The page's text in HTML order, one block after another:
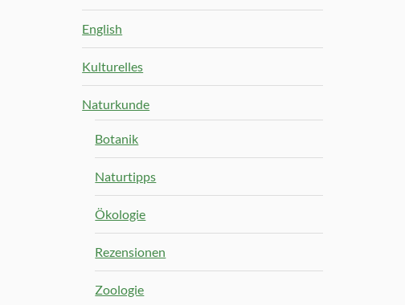
English
Kulturelles
Naturkunde
Botanik
Naturtipps
Ökologie
Rezensionen
Zoologie